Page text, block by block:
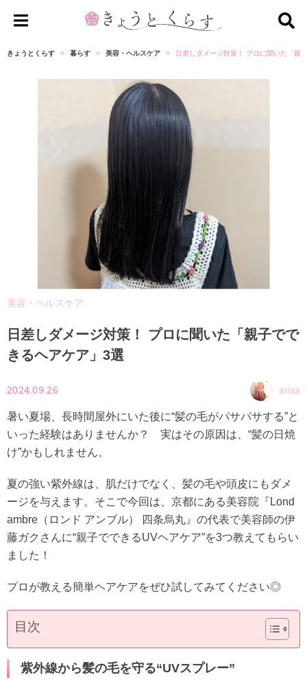
ょ
きょうとくらす 暮らす 美容・ヘルスケア 日差しダメージ対策！ プロに聞いた「親
美容・ヘルスケア
日差しダメージ対策！ プロに聞いた「親子でで
きるヘアケア」3選
2024.09.26 arisa
暑い夏場、長時間屋外にいた後に“髪の毛がパサパサする”と
いった経験はありませんか？ 実はその原因は、“髪の日焼
け”かもしれません。
夏の強い紫外線は、肌だけでなく、髪の毛や頭皮にもダメ
ージを与えます。そこで今回は、京都にある美容院『Lond
ambre（ロンド アンブル） 四条烏丸』の代表で美容師の伊
藤ガクさんに“親子でできるUVヘアケア”を3つ教えてもらい
ました！
プロが教える簡単ヘアケアをぜひ試してみてください◎
目次
紫外線から髪の毛を守る“UVスプレー”